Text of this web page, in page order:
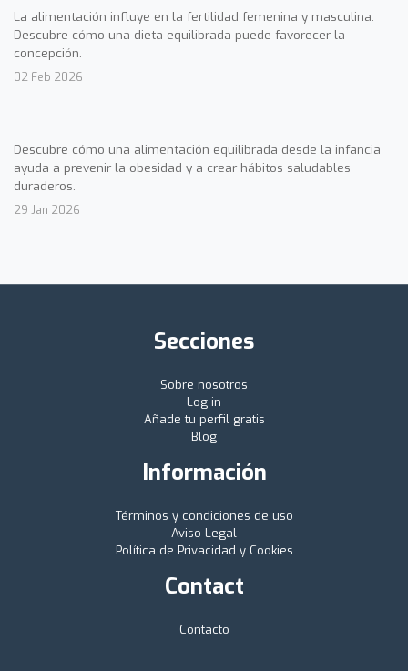
La alimentación influye en la fertilidad femenina y masculina.
Descubre cómo una dieta equilibrada puede favorecer la
concepción.
02 Feb 2026
Descubre cómo una alimentación equilibrada desde la infancia
ayuda a prevenir la obesidad y a crear hábitos saludables
duraderos.
29 Jan 2026
Secciones
Sobre nosotros
Log in
Añade tu perfil gratis
Blog
Información
Términos y condiciones de uso
Aviso Legal
Política de Privacidad y Cookies
Contact
Contacto